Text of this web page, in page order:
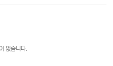
없습니다.